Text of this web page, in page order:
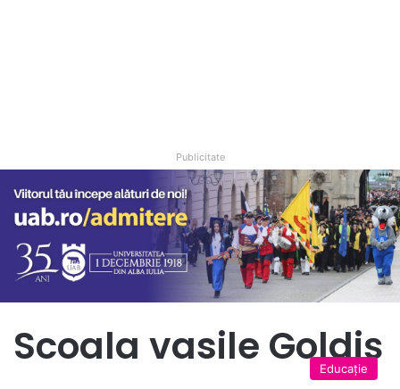
Publicitate
Scoala vasile Goldiș
Educație